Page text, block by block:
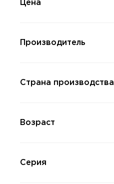
Цена
Производитель
Страна производства
Возраст
Серия